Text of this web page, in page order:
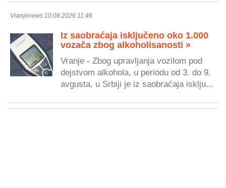
Vranjenews 10.08.2026 11:46
Iz saobraćaja isključeno oko 1.000
vozača zbog alkoholisanosti »
Vranje - Zbog upravljanja vozilom pod
dejstvom alkohola, u periodu od 3. do 9.
avgusta, u Srbiji je iz saobraćaja isklju...